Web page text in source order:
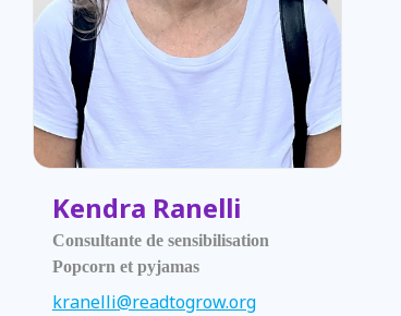
Kendra Ranelli
Consultante de sensibilisation
Popcorn et pyjamas
kranelli@readtogrow.org